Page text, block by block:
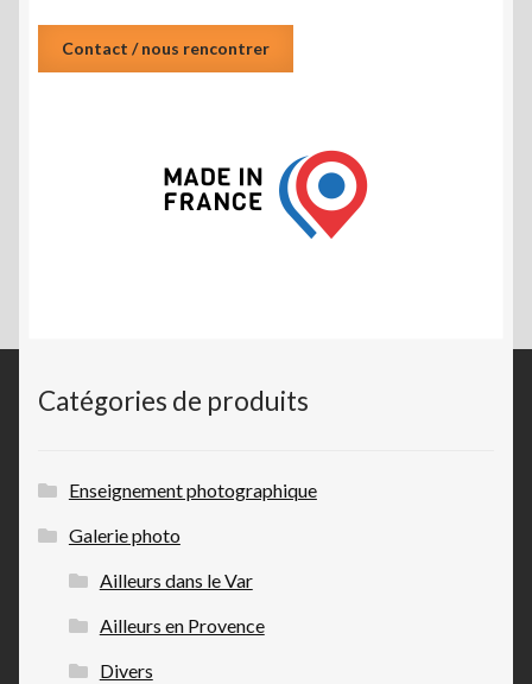
Contact / nous rencontrer
Catégories de produits
Enseignement photographique
Galerie photo
Ailleurs dans le Var
Ailleurs en Provence
Divers